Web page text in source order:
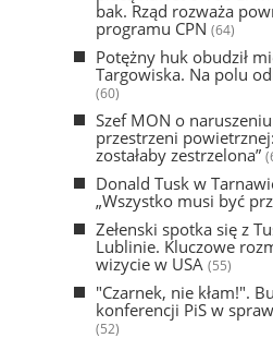
bak. Rząd rozważa
programu CPN (64)
Potężny huk obudził
Targowiska. Na polu
(60)
Szef MON o
przestrzeni
zostałaby zestrzelona”
Donald Tusk w
„Wszystko musi być
Zełenski spotka się z
Lublinie. Kluczowe
wizycie w USA (55)
"Czarnek, nie kłam!".
konferencji PiS w
(52)